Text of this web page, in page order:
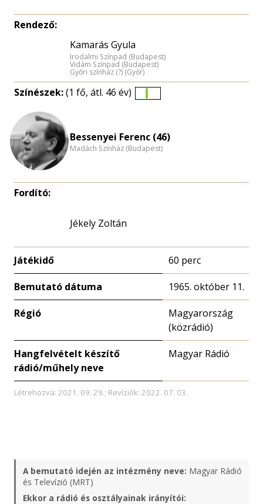
Rendező:
Kamarás Gyula
Irodalmi Színpad (Budapest)
Vidám Színpad (Budapest)
Győri színház (?) (Győr)
Színészek:(1 fő, átl. 46 év)
nagyítása
Bessenyei Ferenc (46)
Madách Színház (Budapest)
Fordító:
Jékely Zoltán
Játékidő 60 perc
Bemutató dátuma 1965. október 11.
Régió
Magyarország
(közrádió)
Hangfelvételt készítő
rádió/műhely neve
Magyar Rádió
Létrehozva: 2021. 09. 29.; Revíziók: 2022. 07. 03.
A bemutató idején az intézmény neve: Magyar Rádió
és Televízió (MRT)
Ekkor a rádió és osztályainak irányítói: